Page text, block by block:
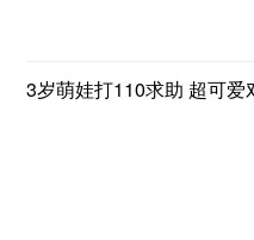
3岁萌娃打110求助 超可爱